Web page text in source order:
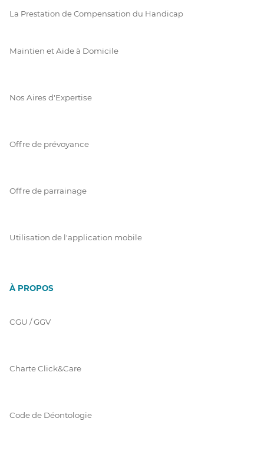
La Prestation de Compensation du Handicap
Maintien et Aide à Domicile
Nos Aires d'Expertise
Offre de prévoyance
Offre de parrainage
Utilisation de l'application mobile
À PROPOS
CGU / GGV
Charte Click&Care
Code de Déontologie